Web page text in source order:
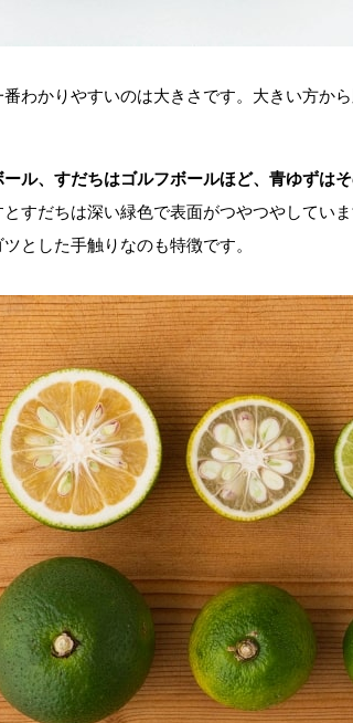
番わかりやすいのは大きさです。大きい方か
ル、すだちはゴルフボールほど、青ゆずは
すだちは深い緑色で表面がつやつやしてい
とした手触りなのも特徴です。